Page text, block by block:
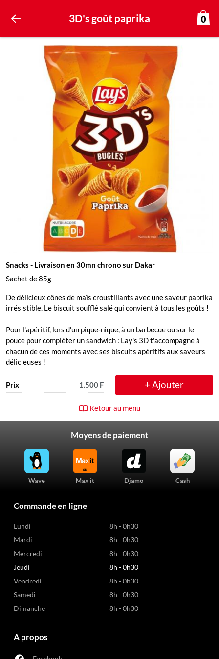
3D's goût paprika 0
Snacks - Livraison en 30mn chrono sur Dakar
Sachet de 85g
De délicieux cônes de maïs croustillants avec une saveur paprika
irrésistible. Le biscuit soufflé salé qui convient à tous les goûts !
Pour l'apéritif, lors d'un pique-nique, à un barbecue ou sur le
pouce pour compléter un sandwich : Lay's 3D t'accompagne à
chacun de ces moments avec ses biscuits apéritifs aux saveurs
délicieuses !
Prix 1.500 F + Ajouter
Retour au menu
Moyens de paiement
Wave Max it Djamo Cash
Commande en ligne
Lundi
8h - 0h30
Mardi
8h - 0h30
Mercredi
8h - 0h30
Jeudi
8h - 0h30
Vendredi
8h - 0h30
Samedi
8h - 0h30
Dimanche
8h - 0h30
A propos